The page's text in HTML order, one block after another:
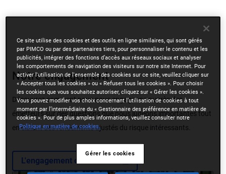
Notre engagement
Découvrez comment nous nous engageons auprès des
émetteurs sur des questions que nous jugeons importantes tout
en ciblant des rendements ajustés du risque intéressants.
L'engagement chez PIMCO
Ce site utilise des cookies et des outils en ligne similaires, qui sont gérés
par PIMCO ou par des partenaires tiers, pour personnaliser le contenu et les
publicités, intégrer des fonctions d’accès aux réseaux sociaux et analyser
les comportements de navigation des visiteurs sur notre site Internet. Pour
activer l'utilisation de l'ensemble des cookies sur ce site, veuillez cliquer sur
« Accepter tous les cookies » ou « Refuser tous les cookies ». Pour choisir
les cookies que vous souhaitez autoriser, cliquez sur « Gérer les cookies ».
Vous pouvez modifier vos choix concernant l’utilisation de cookies à tout
moment par l’intermédiaire du « Gestionnaire des préférence en matière de
cookies ». Pour de plus amples informations, veuillez consulter notre
Politique en matière de cookies.
Gérer les cookies